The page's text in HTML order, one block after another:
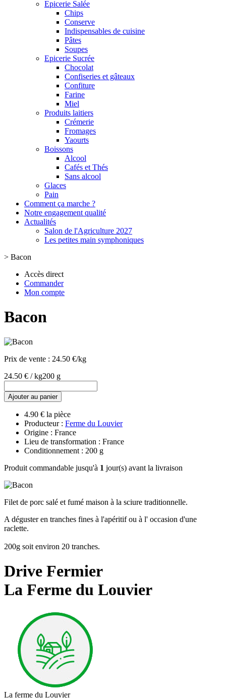
Epicerie Salée
Chips
Conserve
Indispensables de cuisine
Pâtes
Soupes
Epicerie Sucrée
Chocolat
Confiseries et gâteaux
Confiture
Farine
Miel
Produits laitiers
Crémerie
Fromages
Yaourts
Boissons
Alcool
Cafés et Thés
Sans alcool
Glaces
Pain
Comment ça marche ?
Notre engagement qualité
Actualités
Salon de l'Agriculture 2027
Les petites main symphoniques
> Bacon
Accès direct
Commander
Mon compte
Bacon
Prix de vente : 24.50 €/kg
24.50 € / kg200 g
Ajouter au panier
4.90 € la pièce
Producteur : Ferme du Louvier
Origine : France
Lieu de transformation : France
Conditionnement : 200 g
Produit commandable jusqu'à 1 jour(s) avant la livraison
Filet de porc salé et fumé maison à la sciure traditionnelle.
A déguster en tranches fines à l'apéritif ou à l' occasion d'une
raclette.
200g soit environ 20 tranches.
Drive Fermier
La Ferme du Louvier
La ferme du Louvier